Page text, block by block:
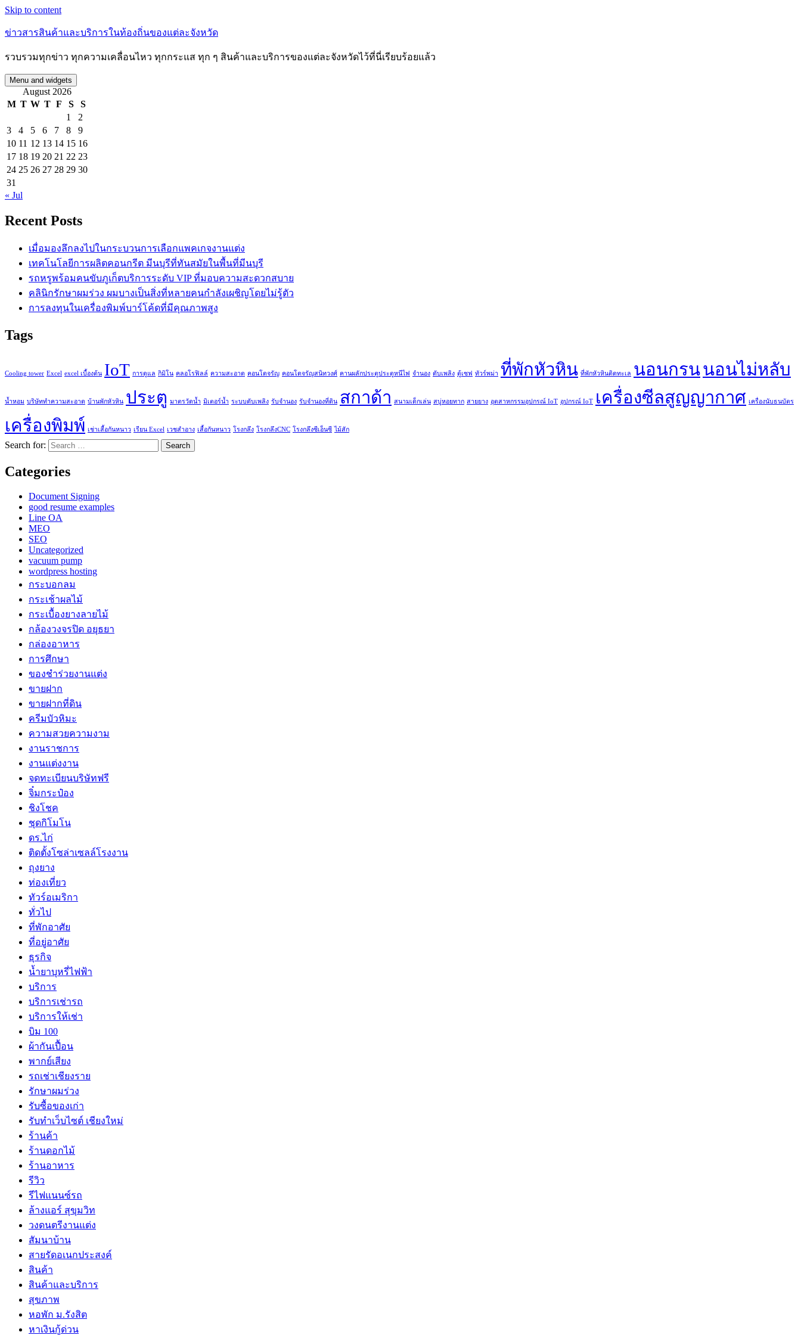
Skip to content
ข่าวสารสินค้าและบริการในท้องถิ่นของแต่ละจังหวัด
รวบรวมทุกข่าว ทุกความเคลื่อนไหว ทุกกระแส ทุก ๆ สินค้าและบริการของแต่ละจังหวัดไว้ที่นี่เรียบร้อยแล้ว
Menu and widgets
August 2026
M T W T F S
S
1
2
3
4 5 6 7 8
9
10 11 12 13 14 15 16
17 18 19 20 21 22 23
24 25 26 27 28 29 30
31
« Jul
Recent Posts
เมื่อมองลึกลงไปในกระบวนการเลือกแพคเกจงานแต่ง
เทคโนโลยีการผลิตคอนกรีต มีนบุรีที่ทันสมัยในพื้นที่มีนบุรี
รถหรูพร้อมคนขับภูเก็ตบริการระดับ VIP ที่มอบความสะดวกสบาย
คลินิกรักษาผมร่วง ผมบางเป็นสิ่งที่หลายคนกำลังเผชิญโดยไม่รู้ตัว
การลงทุนในเครื่องพิมพ์บาร์โค้ดที่มีคุณภาพสูง
Tags
Cooling tower Excel excel เบื้องต้น IoT การดูแล กิมิโน คลอโรฟิลล์ ความสะอาด คอนโดจรัญ คอนโดจรัญสนิทวงศ์ คานผลักประตูประตูหนีไฟ จำนอง ดับเพลิง ตู้เซฟ ทัวร์พม่า ที่พักหัวหิน ที่พักหัวหินติดทะเล นอนกรนนอนไม่หลับ
น้ำหอม บริษัททำความสะอาด บ้านพักหัวหิน ประตู มาตรวัดน้ำ มิเตอร์น้ำ ระบบดับเพลิง รับจำนอง รับจำนองที่ดิน สกาด้า สนามเด็กเล่น สบู่หอยทาก สายยาง อุตสาหกรรมอุปกรณ์ IoT อุปกรณ์ IoT เครื่องซีลสูญญากาศ เครื่องนับธนบัตร
เครื่องพิมพ์ เช่าเสื้อกันหนาว เรียน Excel เวชสำอาง เสื้อกันหนาว โรงกลึง โรงกลึงCNC โรงกลึงซีเอ็นซี ไม้สัก
Search for:
Categories
Document Signing
good resume examples
Line OA
MEO
SEO
Uncategorized
vacuum pump
wordpress hosting
กระบอกลม
กระเช้าผลไม้
กระเบื้องยางลายไม้
กล้องวงจรปิด อยุธยา
กล่องอาหาร
การศึกษา
ของชำร่วยงานแต่ง
ขายฝาก
ขายฝากที่ดิน
ครีมบัวหิมะ
ความสวยความงาม
งานราชการ
งานแต่งงาน
จดทะเบียนบริษัทฟรี
จิ๋มกระป๋อง
ชิงโชค
ชุดกิโมโน
ดร.ไก่
ติดตั้งโซล่าเซลล์โรงงาน
ถุงยาง
ท่องเที่ยว
ทัวร์อเมริกา
ทั่วไป
ที่พักอาศัย
ที่อยู่อาศัย
ธุรกิจ
น้ำยาบุหรี่ไฟฟ้า
บริการ
บริการเช่ารถ
บริการให้เช่า
บิม 100
ผ้ากันเปื้อน
พากย์เสียง
รถเช่าเชียงราย
รักษาผมร่วง
รับซื้อของเก่า
รับทำเว็บไซต์ เชียงใหม่
ร้านค้า
ร้านดอกไม้
ร้านอาหาร
รีวิว
รีไฟแนนซ์รถ
ล้างแอร์ สุขุมวิท
วงดนตรีงานแต่ง
สัมนาบ้าน
สายรัดอเนกประสงค์
สินค้า
สินค้าและบริการ
สุขภาพ
หอพัก ม.รังสิต
หาเงินกู้ด่วน